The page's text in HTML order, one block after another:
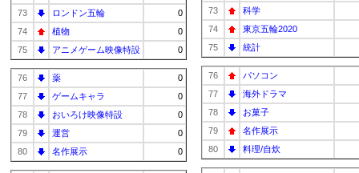
73
ロンドン五輪
0
74
植物
0
75
アニメゲーム映像特設 0
76 薬
0
77
ゲームキャラ
0
78
おいろけ映像特設
0
79
運営
0
80
名作展示 0
73
科学
74
東京五輪2020
75
統計
76
パソコン
77
海外ドラマ
78
お菓子
79
名作展示
80
料理/自炊